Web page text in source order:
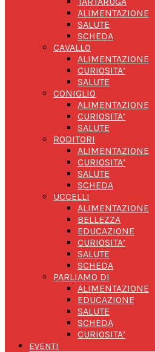
ALIMENTAZIONE
SALUTE
SCHEDA
CAVALLO
ALIMENTAZIONE
CURIOSITA’
SALUTE
CONIGLIO
ALIMENTAZIONE
CURIOSITA’
SALUTE
RODITORI
ALIMENTAZIONE
CURIOSITA’
SALUTE
SCHEDA
UCCELLI
ALIMENTAZIONE
BELLEZZA
EDUCAZIONE
CURIOSITA’
SALUTE
SCHEDA
PARLIAMO DI
ALIMENTAZIONE
EDUCAZIONE
SALUTE
SCHEDA
CURIOSITA’
EVENTI